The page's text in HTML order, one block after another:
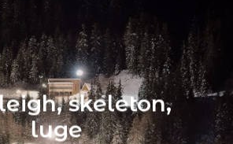
skeleton,
luge